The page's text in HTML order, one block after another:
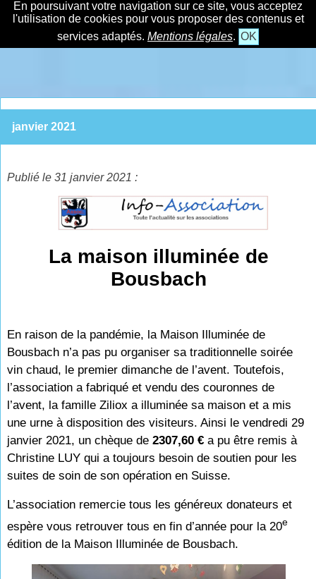
En poursuivant votre navigation sur ce site, vous acceptez
l'utilisation de cookies pour vous proposer des contenus et
services adaptés. Mentions légales. OK
janvier 2021
Publié le 31 janvier 2021 :
La maison illuminée de
Bousbach
En raison de la pandémie, la Maison Illuminée de
Bousbach n’a pas pu organiser sa traditionnelle soirée
vin chaud, le premier dimanche de l’avent. Toutefois,
l’association a fabriqué et vendu des couronnes de
l’avent, la famille Ziliox a illuminée sa maison et a mis
une urne à disposition des visiteurs. Ainsi le vendredi 29
janvier 2021, un chèque de2307,60 € a pu être remis à
Christine LUY qui a toujours besoin de soutien pour les
suites de soin de son opération en Suisse.
L’association remercie tous les généreux donateurs et
espère vous retrouver tous en fin d’année pour la 20e
édition de la Maison Illuminée de Bousbach.